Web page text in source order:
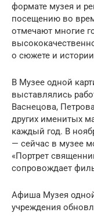
формате музея и
посещению во
отмечают многие
о сюжете и
В Музее одной
выставлялись
Васнецова,
других именитых
каждый год. В
— сейчас в музее
«Портрет
сопровождает
Афиша Музея
учреждения